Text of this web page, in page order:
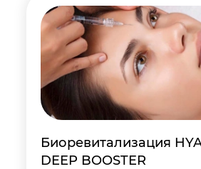
Биоревитализация
DEEP BOOSTER